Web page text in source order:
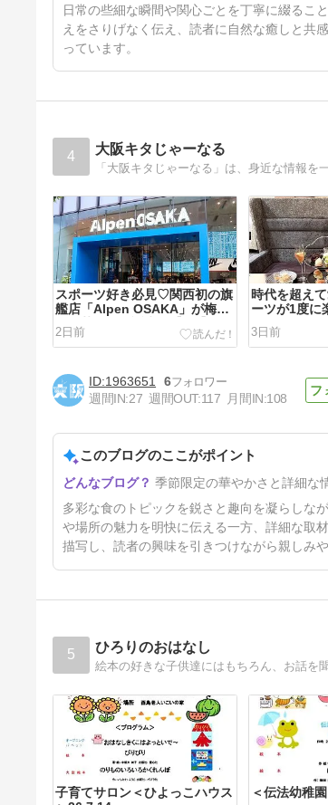
15日前
日常の些細な瞬間や関心ごとを丁寧に綴るこ
えをさりげなく伝え、読者に自然な癒しと共
っています。
4 大阪キタじゃーなる
スポーツ好き必見♡関西初の旗
艦店「Alpen OSAKA」が梅
田・茶屋町に誕生！【8/7】
2日前
時代を超え
ーツが1度に
ヌーンティ
～」＠ホテ
【7/1～9/30
3日前
メルキュール和歌山串本リゾー
ト＆スパで海と光に包まれるご
プ作り体験プランが登場♪
12日前
1963651
6
週間IN:27 週間OUT:117 月間IN:108
このブログのここがポイント
季節限定の華やかさと詳細な
多彩な食のトピックを鋭さと趣向を凝らしな
や場所の魅力を明快に伝える一方、詳細な取
描写し、読者の興味を引きつけながら親しみ
5 ひろりのおはなし
絵本の好きな子供達にはもちろん、お話を
子育てサロン＜ひよっこハウス
＜伝法幼稚